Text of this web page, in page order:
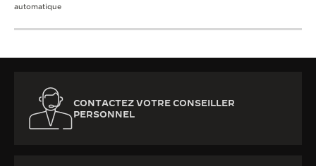
automatique
CONTACTEZ VOTRE CONSEILLER
PERSONNEL